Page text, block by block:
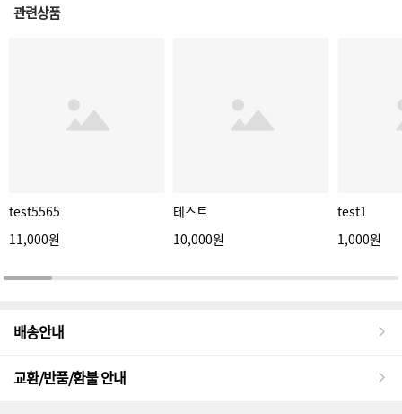
관련상품
test5565
11,000원
테스트
10,000원
test1
1,000원
배송안내
교환/반품/환불 안내